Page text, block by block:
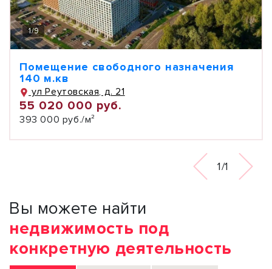
1/9
Помещение свободного назначения
140 м.кв
ул Реутовская, д. 21
55 020 000 руб.
393 000 руб./м²
1/1
Вы можете найти
недвижимость под
конкретную деятельность